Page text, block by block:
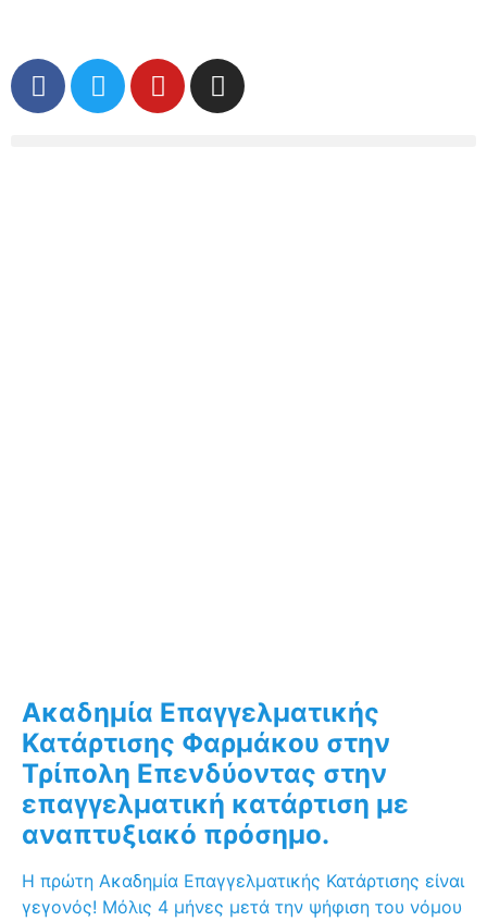
Ακαδημία Επαγγελματικής
Κατάρτισης Φαρμάκου στην
Τρίπολη Επενδύοντας στην
επαγγελματική κατάρτιση με
αναπτυξιακό πρόσημο.
Η πρώτη Ακαδημία Επαγγελματικής Κατάρτισης είναι
γεγονός! Μόλις 4 μήνες μετά την ψήφιση του νόμου